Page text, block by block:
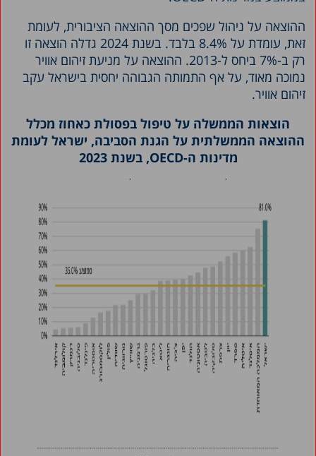
ההוצאה על ניהול שפכים מסך ההוצאה הציבורית, לעומת
זאת, עומדת על 8.4% בלבד. בשנת 2024 גדלה הוצאה זו
רק ב-7% ביחס ל-2013. ההוצאה על מניעת זיהום אוויר
נמוכה מאוד, על אף התמותה הגבוהה יחסית בישראל עקב
זיהום אוויר.
הוצאות הממשלה על טיפול בפסולת כאחוז מכלל
ההוצאה הממשלתית על הגנת הסביבה, ישראל לעומת
מדינות ה-OECD, בשנת 2023